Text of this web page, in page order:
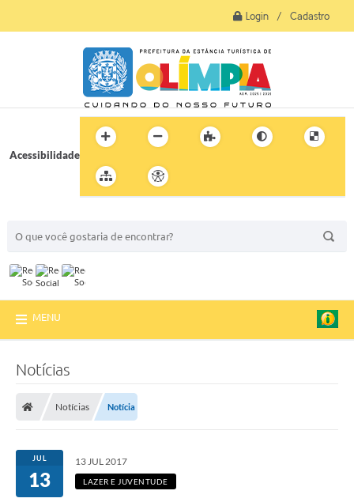
Login / Cadastro
Acessibilidade
MENU
Notícias
Notícias Notícia
JUL
13
13 JUL 2017
LAZER E JUVENTUDE